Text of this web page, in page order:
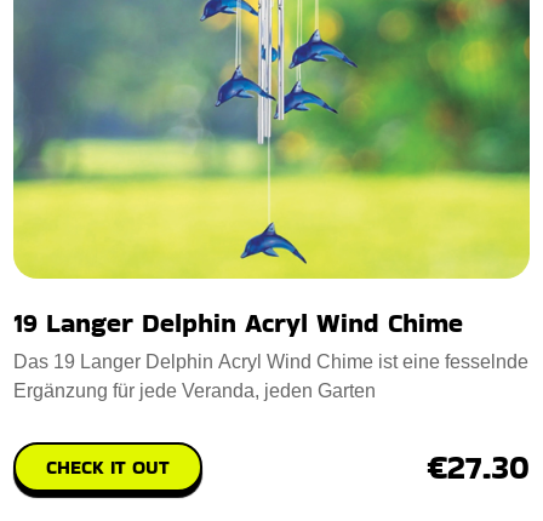
19 Langer Delphin Acryl Wind Chime
Das 19 Langer Delphin Acryl Wind Chime ist eine fesselnde
Ergänzung für jede Veranda, jeden Garten
CHECK IT OUT €27.30